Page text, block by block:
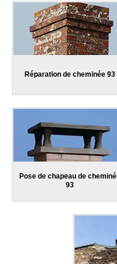
Réparation de cheminée 93
Pose de chapeau de
93